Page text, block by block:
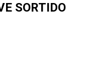
SORTIDO